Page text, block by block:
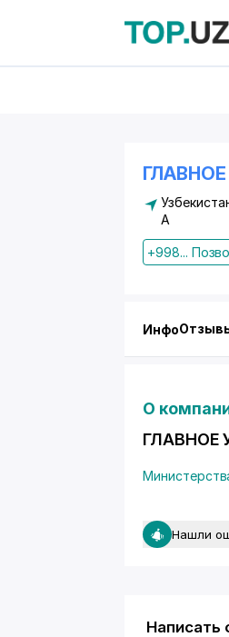
А
+998...
Инфо
О
ГЛАВНОЕ
Нашли
Написать